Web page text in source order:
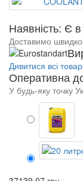
Наявність: Є в
Доставимо
Дивитися всі
Оперативна
У будь-яку точку